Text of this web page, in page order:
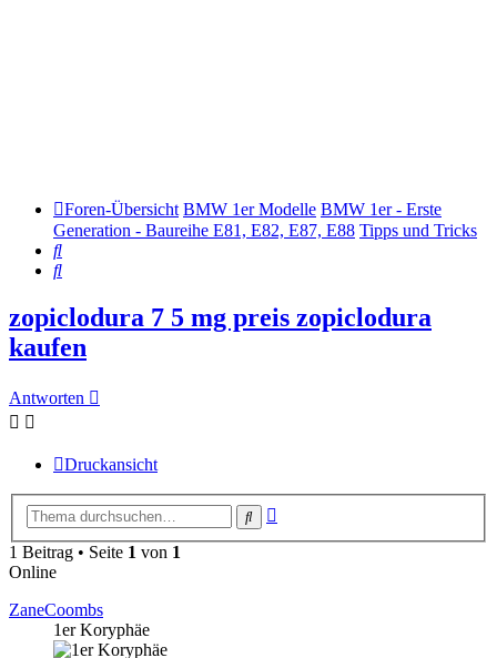
Foren-Übersicht BMW 1er Modelle BMW 1er - Erste
Generation - Baureihe E81, E82, E87, E88 Tipps und Tricks
Suche
Suche
zopiclodura 7 5 mg preis zopiclodura
kaufen
Antworten
Druckansicht
Suche
1 Beitrag • Seite 1 von 1
Online
ZaneCoombs
1er Koryphäe